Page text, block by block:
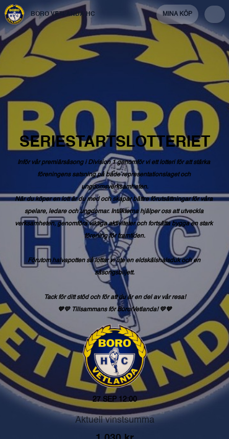
BORO VETLANDA HC MINA KÖP
SERIESTARTSLOTTERIET
Inför vår premiärsäsong i Division 1 genomför vi ett lotteri för att stärka
föreningens satsning på både representationslaget och
ungdomsverksamheten.
När du köper en lott är du med och skapar bättre förutsättningar för våra
spelare, ledare och ungdomar. Intäkterna hjälper oss att utveckla
verksamheten, genomföra viktiga aktiviteter och fortsätta bygga en stark
förening för framtiden.
Förutom halvapotten så lottar vi ute en eldskälshalsduk och en
säsongsbiljett.
Tack för ditt stöd och för att du är en del av vår resa!
💙💛 Tillsammans för Boro/Vetlanda! 💛💙
27 SEP 12:00
Aktuell vinstsumma